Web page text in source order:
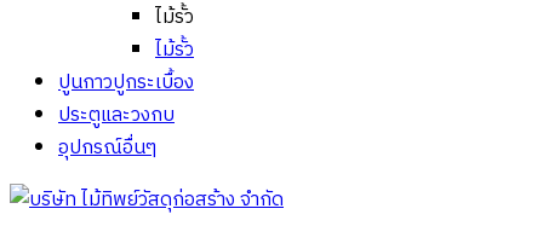
ไม้รั้ว
ไม้รั้ว
ปูนกาวปูกระเบื้อง
ประตูและวงกบ
อุปกรณ์อื่นๆ